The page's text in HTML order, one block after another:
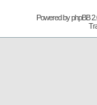
Powered byphpBB